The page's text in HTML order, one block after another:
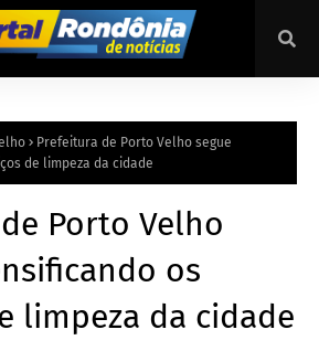
Prefeitura de Porto Velho segue
de limpeza da cidade
Porto Velho
os
limpeza da cidade